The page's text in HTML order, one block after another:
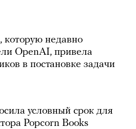
которую недавно
OpenAI, привела
в постановке задачи
условный срок для
Popcorn Books